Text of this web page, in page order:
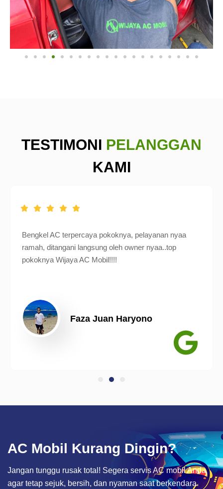
TESTIMONI PELANGGAN
KAMI
Bengkel AC terpercaya pokoknya, pelayanan nyaa
ramah, ditangani langsung oleh owner nyaa..top
pokoknya Wijaya AC Mobil!!!!
Faza Juan Haryono
AC Mobil Kurang Dingin?
Jangan tunggu rusak total! Segera servis AC mobil Anda
agar tetap sejuk, bersih, dan nyaman saat berkendara.